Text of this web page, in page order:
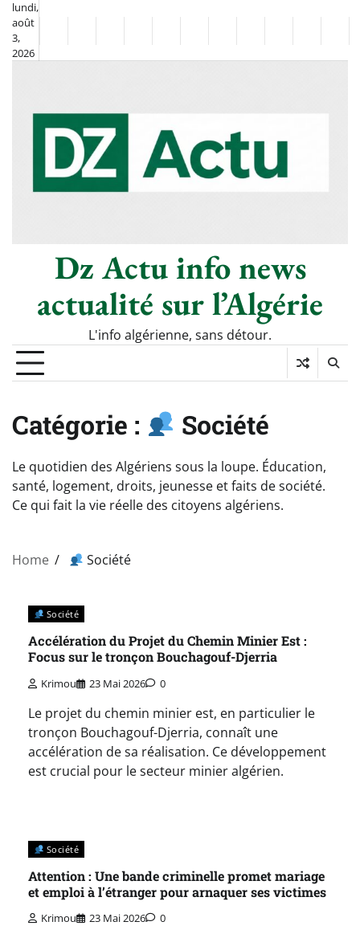
Skip
content
lundi,
août
3,
2026
FlashSportclasséDiasporaChronique
–
Le
Thé
SociétéCultureMondeÉconomie
Tech
Dz Actu info news
actualité sur l’Algérie
L'info algérienne, sans détour.
Catégorie : Société
Le quotidien des Algériens sous la loupe. Éducation,
santé, logement, droits, jeunesse et faits de société.
Ce qui fait la vie réelle des citoyens algériens.
Home Société
Société
Accélération du Projet du Chemin Minier Est :
Focus sur le tronçon Bouchagouf-Djerria
Krimou 23 Mai 2026 0
Le projet du chemin minier est, en particulier le
tronçon Bouchagouf-Djerria, connaît une
accélération de sa réalisation. Ce développement
est crucial pour le secteur minier algérien.
Société
Attention : Une bande criminelle promet mariage
et emploi à l’étranger pour arnaquer ses victimes
Krimou 23 Mai 2026 0